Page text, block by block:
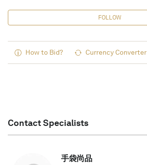
FOLLOW
How to Bid? Currency Converter
Contact Specialists
手袋尚品